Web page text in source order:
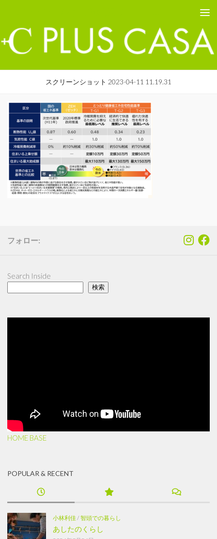
スクリーンショット 2023-04-11 11.19.31
フォロー:
Search Inside
検索
HOME BASE
POPULAR & RECENT
小林利佳/智頭での暮らし
あしたのくらし